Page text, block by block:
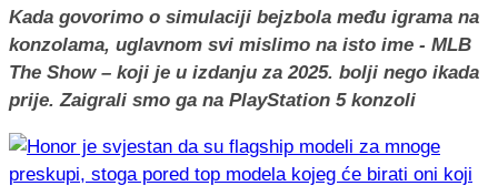
Kada govorimo o simulaciji bejzbola među igrama na
konzolama, uglavnom svi mislimo na isto ime - MLB
The Show – koji je u izdanju za 2025. bolji nego ikada
prije. Zaigrali smo ga na PlayStation 5 konzoli